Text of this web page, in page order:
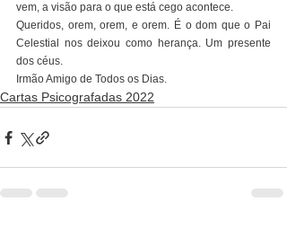
vem, a visão para o que está cego acontece.
Queridos, orem, orem, e orem. É o dom que o Pai
Celestial nos deixou como herança. Um presente
dos céus.
Irmão Amigo de Todos os Dias.
Cartas Psicografadas 2022